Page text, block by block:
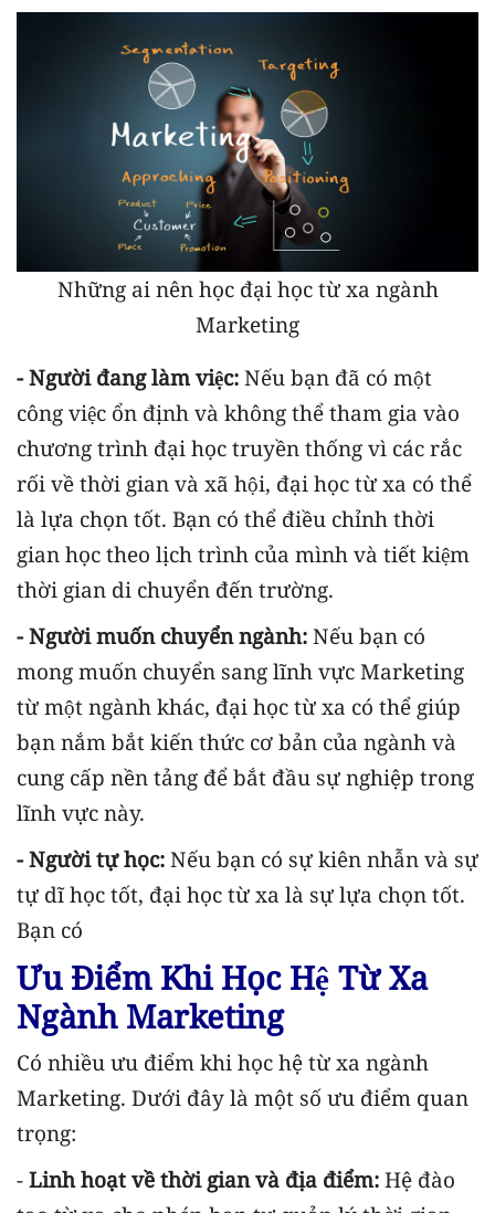
Những ai nên học đại học từ xa ngành
Marketing
- Người đang làm việc: Nếu bạn đã có một
công việc ổn định và không thể tham gia vào
chương trình đại học truyền thống vì các rắc
rối về thời gian và xã hội, đại học từ xa có thể
là lựa chọn tốt. Bạn có thể điều chỉnh thời
gian học theo lịch trình của mình và tiết kiệm
thời gian di chuyển đến trường.
- Người muốn chuyển ngành: Nếu bạn có
mong muốn chuyển sang lĩnh vực Marketing
từ một ngành khác, đại học từ xa có thể giúp
bạn nắm bắt kiến thức cơ bản của ngành và
cung cấp nền tảng để bắt đầu sự nghiệp trong
lĩnh vực này.
- Người tự học: Nếu bạn có sự kiên nhẫn và sự
tự dĩ học tốt, đại học từ xa là sự lựa chọn tốt.
Bạn có
Ưu Điểm Khi Học Hệ Từ Xa
Ngành Marketing
Có nhiều ưu điểm khi học hệ từ xa ngành
Marketing. Dưới đây là một số ưu điểm quan
trọng:
- Linh hoạt về thời gian và địa điểm: Hệ đào